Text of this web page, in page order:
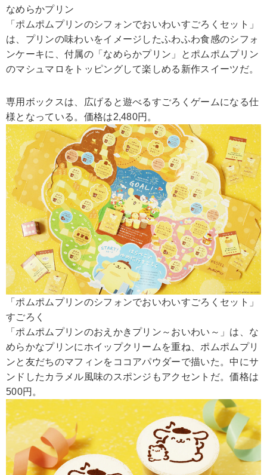
なめらかプリン
「ポムポムプリンのシフォンでおいわいすごろくセット」
は、プリンの味わいをイメージしたふわふわ食感のシフォ
ンケーキに、付属の「なめらかプリン」とポムポムプリン
のマシュマロをトッピングして楽しめる新作スイーツだ。
専用ボックスは、広げると遊べるすごろくゲームになる仕
様となっている。価格は2,480円。
「ポムポムプリンのシフォンでおいわいすごろくセット」
すごろく
「ポムポムプリンのおえかきプリン～おいわい～」は、な
めらかなプリンにホイップクリームを重ね、ポムポムプリ
ンと友だちのマフィンをココアパウダーで描いた。中にサ
ンドしたカラメル風味のスポンジもアクセントだ。価格は
500円。